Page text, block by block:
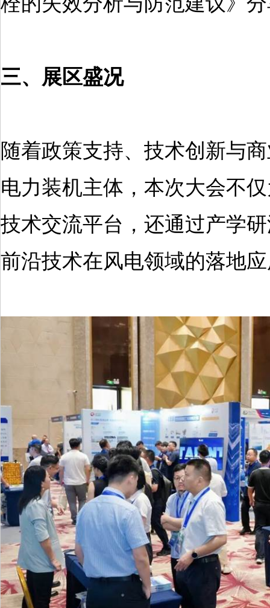
三、展区盛况
随着政策支持、技术创新与
电力装机主体，本次大会不
技术交流平台，还通过产学
前沿技术在风电领域的落地